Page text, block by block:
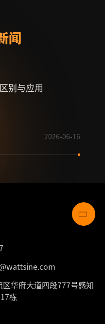
闻
别与应用
2026-06-16
华府大道四段777号感知
栋